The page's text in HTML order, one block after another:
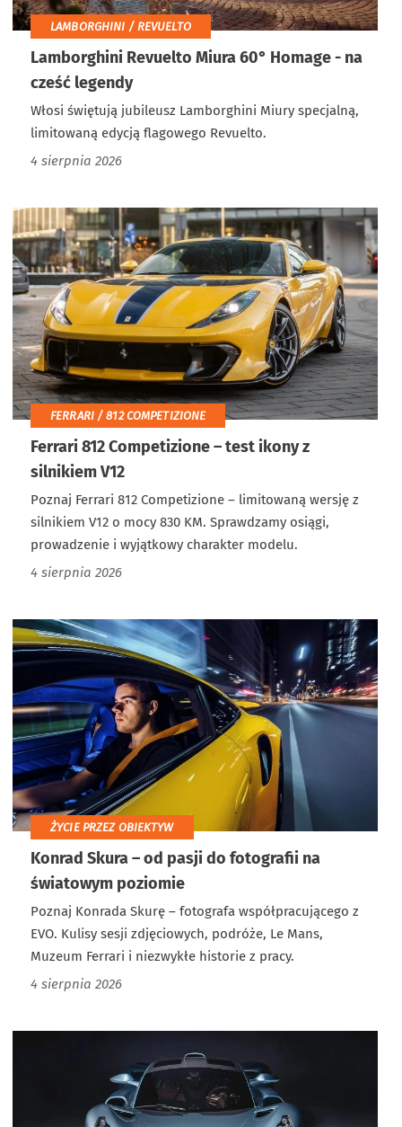
LAMBORGHINI / REVUELTO
Lamborghini Revuelto Miura 60° Homage - na
cześć legendy
Włosi świętują jubileusz Lamborghini Miury specjalną,
limitowaną edycją flagowego Revuelto.
4 sierpnia 2026
FERRARI / 812 COMPETIZIONE
Ferrari 812 Competizione – test ikony z
silnikiem V12
Poznaj Ferrari 812 Competizione – limitowaną wersję z
silnikiem V12 o mocy 830 KM. Sprawdzamy osiągi,
prowadzenie i wyjątkowy charakter modelu.
4 sierpnia 2026
ŻYCIE PRZEZ OBIEKTYW
Konrad Skura – od pasji do fotografii na
światowym poziomie
Poznaj Konrada Skurę – fotografa współpracującego z
EVO. Kulisy sesji zdjęciowych, podróże, Le Mans,
Muzeum Ferrari i niezwykłe historie z pracy.
4 sierpnia 2026